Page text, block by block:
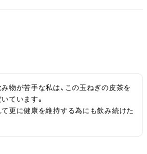
物が苦手な私は、この玉ねぎの皮茶を
ています。
更に健康を維持する為にも飲み続けた